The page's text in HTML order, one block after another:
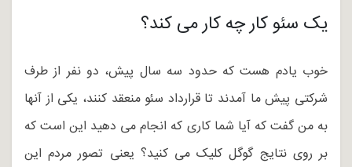
یک سئو کار چه کار می کند؟
خوب یادم هست که حدود سه سال پیش، دو نفر از طرف
شرکتی پیش ما آمدند تا قرارداد سئو منعقد کنند، یکی از آنها
به من گفت که آیا شما کاری که انجام می دهید این است که
بر روی نتایج گوگل کلیک می کنید؟ یعنی تصور مردم این